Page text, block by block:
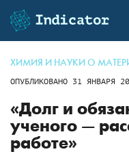
ХИМИЯ И НАУКИ О
ОПУБЛИКОВАНО 31 ЯНВАРЯ
«Долг и
ученого —
работе»